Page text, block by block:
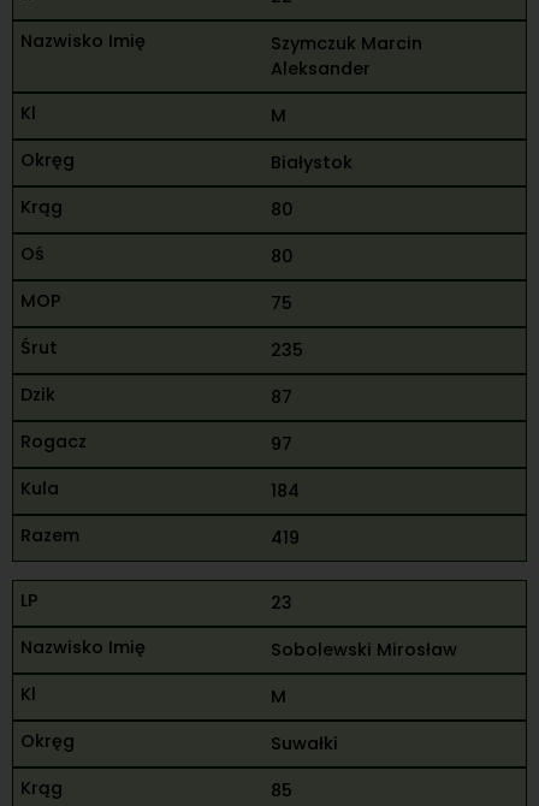
Szymczuk Marcin
Aleksander
M
Białystok
80
80
75
235
87
97
184
419
23
Sobolewski Mirosław
M
Suwałki
85